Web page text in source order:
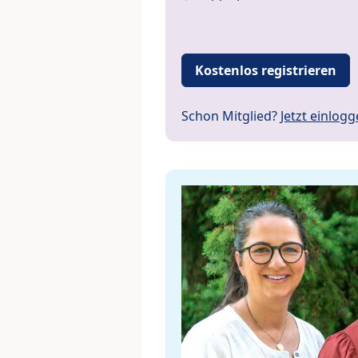
Kostenlos registrieren
Schon Mitglied? Jetzt